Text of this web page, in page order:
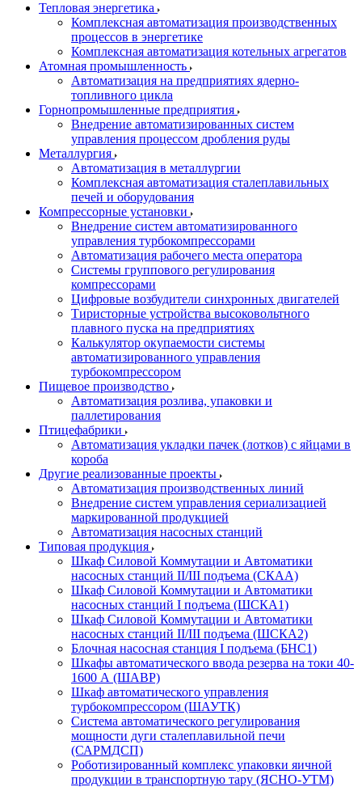
Тепловая энергетика
Комплексная автоматизация производственных
процессов в энергетике
Комплексная автоматизация котельных агрегатов
Атомная промышленность
Автоматизация на предприятиях ядерно-
топливного цикла
Горнопромышленные предприятия
Внедрение автоматизированных систем
управления процессом дробления руды
Металлургия
Автоматизация в металлургии
Комплексная автоматизация сталеплавильных
печей и оборудования
Компрессорные установки
Внедрение систем автоматизированного
управления турбокомпрессорами
Автоматизация рабочего места оператора
Системы группового регулирования
компрессорами
Цифровые возбудители синхронных двигателей
Тиристорные устройства высоковольтного
плавного пуска на предприятиях
Калькулятор окупаемости системы
автоматизированного управления
турбокомпрессором
Пищевое производство
Автоматизация розлива, упаковки и
паллетирования
Птицефабрики
Автоматизация укладки пачек (лотков) с яйцами в
короба
Другие реализованные проекты
Автоматизация производственных линий
Внедрение систем управления сериализацией
маркированной продукцией
Автоматизация насосных станций
Типовая продукция
Шкаф Силовой Коммутации и Автоматики
насосных станций II/III подъема (СКАА)
Шкаф Силовой Коммутации и Автоматики
насосных станций I подъема (ШСКА1)
Шкаф Силовой Коммутации и Автоматики
насосных станций II/III подъема (ШСКА2)
Блочная насосная станция I подъема (БНС1)
Шкафы автоматического ввода резерва на токи 40-
1600 А (ШАВР)
Шкаф автоматического управления
турбокомпрессором (ШАУТК)
Система автоматического регулирования
мощности дуги сталеплавильной печи
(САРМДСП)
Роботизированный комплекс упаковки яичной
продукции в транспортную тару (ЯСНО-УТМ)